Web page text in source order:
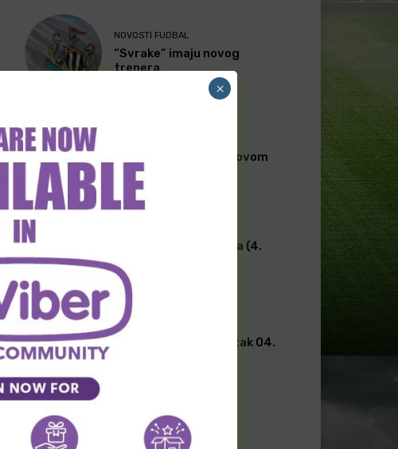
NOVOSTI FUDBAL
“Svrake” imaju novog
trenera
rezervnim timom na ovom
meču
Transferi širom sveta (4.
avgust)
FUDBAL
[PREMIUM] Latino kutak 04.
Load more
×